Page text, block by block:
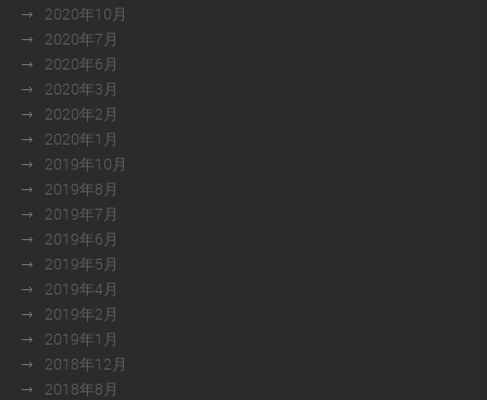
2020年10月
2020年7月
2020年6月
2020年3月
2020年2月
2020年1月
2019年10月
2019年8月
2019年7月
2019年6月
2019年5月
2019年4月
2019年2月
2019年1月
2018年12月
2018年8月